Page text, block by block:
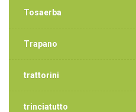
Tosaerba
Trapano
trattorini
trinciatutto